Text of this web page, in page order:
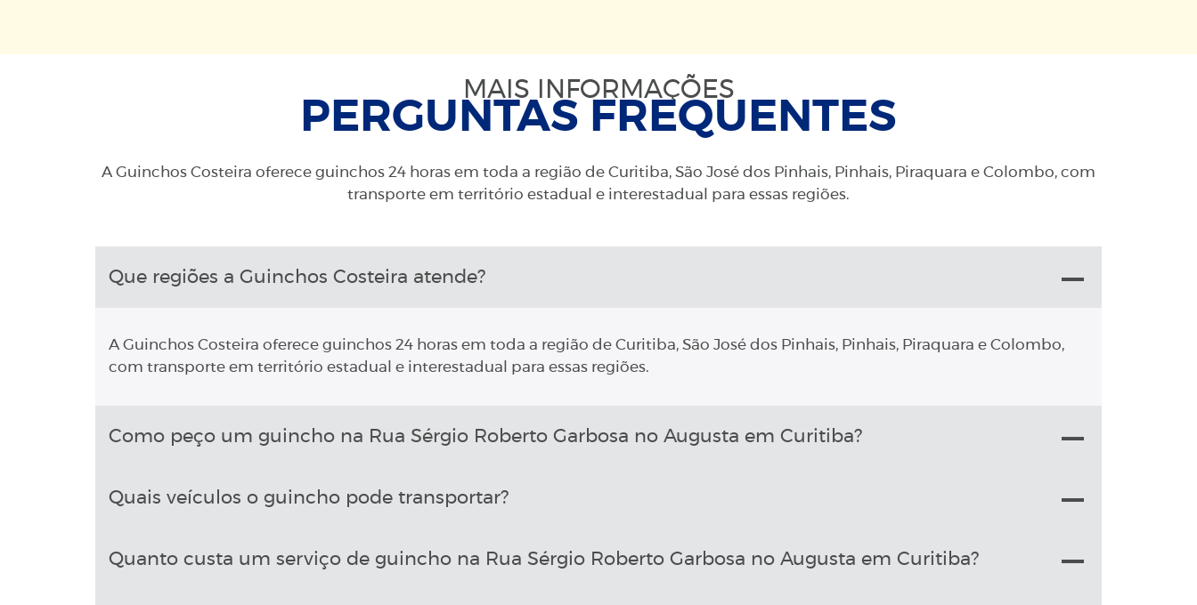
MAIS INFORMAÇÕES
PERGUNTAS FREQUENTES
A Guinchos Costeira oferece guinchos 24 horas em toda a região de Curitiba, São José dos Pinhais, Pinhais, Piraquara e Colombo, com
transporte em território estadual e interestadual para essas regiões.
Que regiões a Guinchos Costeira atende?
A Guinchos Costeira oferece guinchos 24 horas em toda a região de Curitiba, São José dos Pinhais, Pinhais, Piraquara e Colombo,
com transporte em território estadual e interestadual para essas regiões.
Como peço um guincho na Rua Sérgio Roberto Garbosa no Augusta em Curitiba?
Quais veículos o guincho pode transportar?
Quanto custa um serviço de guincho na Rua Sérgio Roberto Garbosa no Augusta em Curitiba?